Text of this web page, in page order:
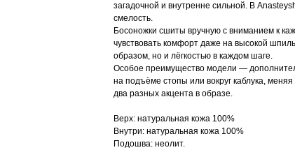
загадочной и внутренне сильной. В
смелость.
Босоножки сшиты вручную с вниманием к
чувствовать комфорт даже на высокой
образом, но и лёгкостью в каждом шаге.
Особое преимущество модели —
на подъёме стопы или вокруг каблука,
два разных акцента в образе.
Верх: натуральная кожа 100%
Внутри: натуральная кожа 100%
Подошва: неолит.